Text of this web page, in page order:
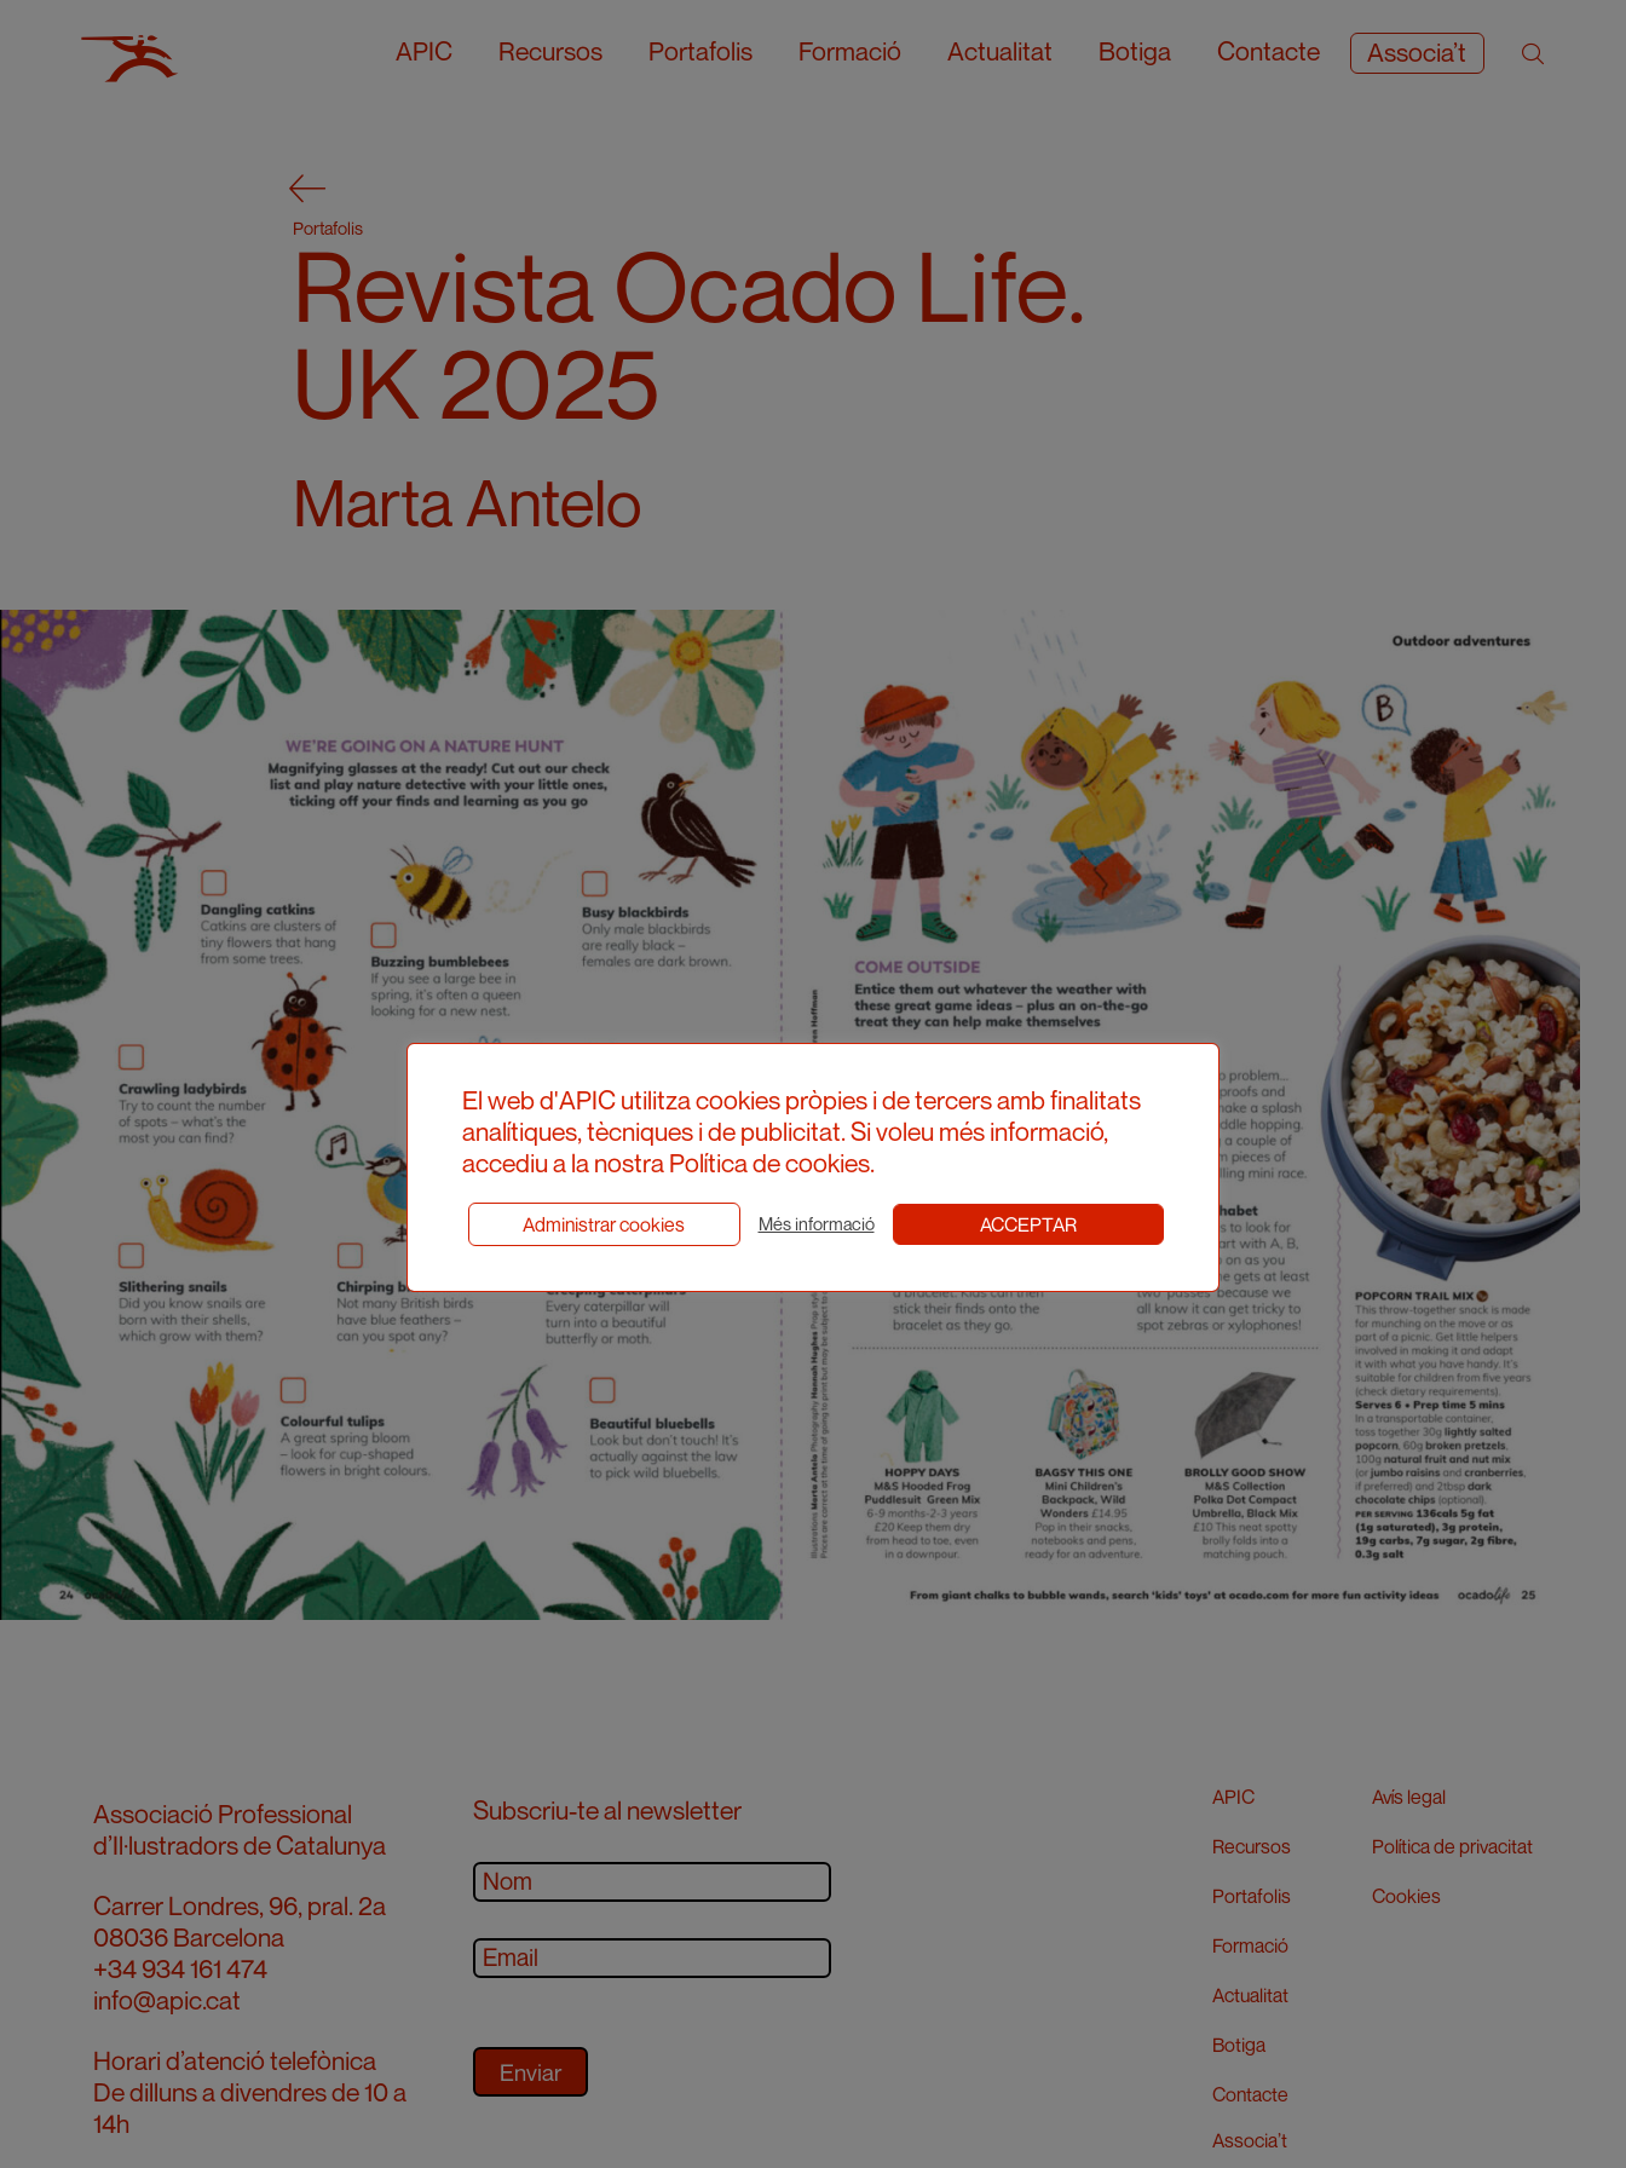
APIC Recursos Portafolis Formació Actualitat Botiga Contacte Associa’t
Portafolis
Revista Ocado Life.
UK 2025
Marta Antelo
Associació Professional
d’Il·lustradors de Catalunya
Carrer Londres, 96, pral. 2a
08036 Barcelona
+34 934 161 474
info@apic.cat
Horari d’atenció telefònica
De dilluns a divendres de 10 a
14h
Subscriu-te al newsletter APIC
Recursos
Portafolis
Formació
Actualitat
Botiga
Contacte
Associa’t
Avís legal
Política de privacitat
Cookies
El web d'APIC utilitza cookies pròpies i de tercers amb finalitats
analítiques, tècniques i de publicitat. Si voleu més informació,
accediu a la nostra Política de cookies.
Administrar cookies Més informació ACCEPTAR